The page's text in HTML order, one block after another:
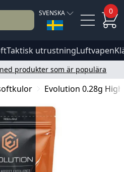
SVENSKA 0
Taktisk utrustningLuftvapen
produkter som är populära
Evolution 0.28g